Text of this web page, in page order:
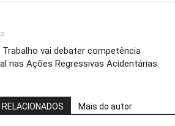
vai debater competência
nas Ações Regressivas Acidentárias
Mais do autor